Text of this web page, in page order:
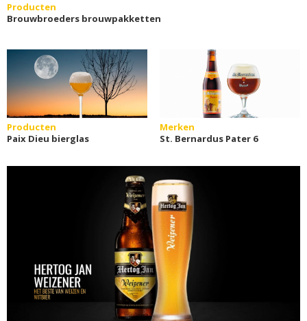
Producten
Brouwbroeders brouwpakketten
Producten
Paix Dieu bierglas
Merken
St. Bernardus Pater 6